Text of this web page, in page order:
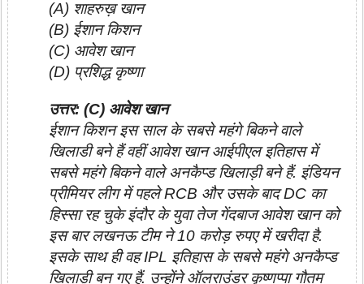
(A) शाहरुख़ खान
(B) ईशान किशन
(C) आवेश खान
(D) प्रशिद्ध कृष्णा
उत्तर: (C) आवेश खान
ईशान किशन इस साल के सबसे महंगे बिकने वाले
खिलाडी बने हैं वहीं आवेश खान आईपीएल इतिहास में
सबसे महंगे बिकने वाले अनकैप्ड खिलाड़ी बने हैं. इंडियन
प्रीमियर लीग में पहले RCB और उसके बाद DC का
हिस्सा रह चुके इंदौर के युवा तेज गेंदबाज आवेश खान को
इस बार लखनऊ टीम ने 10 करोड़ रुपए में खरीदा है.
इसके साथ ही वह IPL इतिहास के सबसे महंगे अनकैप्ड
खिलाड़ी बन गए हैं. उन्होंने ऑलराउंडर कृष्णप्पा गौतम